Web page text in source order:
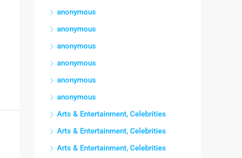
anonymous
anonymous
anonymous
anonymous
anonymous
anonymous
Arts & Entertainment, Celebrities
Arts & Entertainment, Celebrities
Arts & Entertainment, Celebrities